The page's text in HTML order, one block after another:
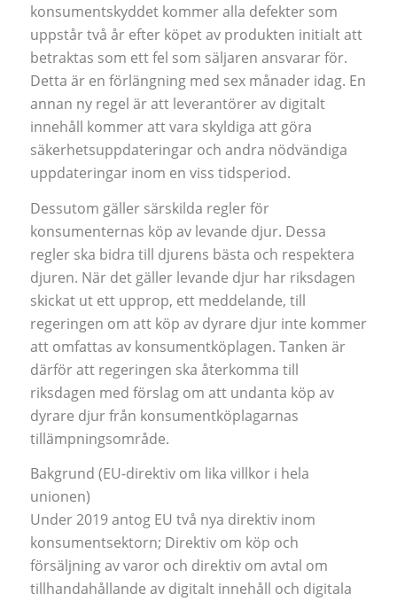
konsumentskyddet kommer alla defekter som
uppstår två år efter köpet av produkten initialt att
betraktas som ett fel som säljaren ansvarar för.
Detta är en förlängning med sex månader idag. En
annan ny regel är att leverantörer av digitalt
innehåll kommer att vara skyldiga att göra
säkerhetsuppdateringar och andra nödvändiga
uppdateringar inom en viss tidsperiod.
Dessutom gäller särskilda regler för
konsumenternas köp av levande djur. Dessa
regler ska bidra till djurens bästa och respektera
djuren. När det gäller levande djur har riksdagen
skickat ut ett upprop, ett meddelande, till
regeringen om att köp av dyrare djur inte kommer
att omfattas av konsumentköplagen. Tanken är
därför att regeringen ska återkomma till
riksdagen med förslag om att undanta köp av
dyrare djur från konsumentköplagarnas
tillämpningsområde.
Bakgrund (EU-direktiv om lika villkor i hela
unionen)
Under 2019 antog EU två nya direktiv inom
konsumentsektorn; Direktiv om köp och
försäljning av varor och direktiv om avtal om
tillhandahållande av digitalt innehåll och digitala